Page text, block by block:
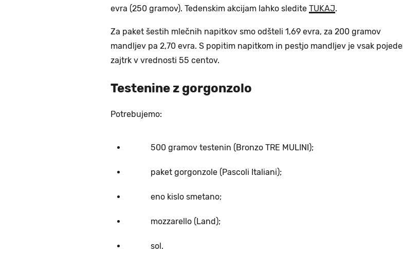
evra (250 gramov). Tedenskim akcijam lahko sledite TUKAJ.
Za paket šestih mlečnih napitkov smo odšteli 1,69 evra, za 200 gramov
mandljev pa 2,70 evra. S popitim napitkom in pestjo mandljev je vsak pojedel
zajtrk v vrednosti 55 centov.
Testenine z gorgonzolo
Potrebujemo:
500 gramov testenin (Bronzo TRE MULINI);
paket gorgonzole (Pascoli Italiani);
eno kislo smetano;
mozzarello (Land);
sol.